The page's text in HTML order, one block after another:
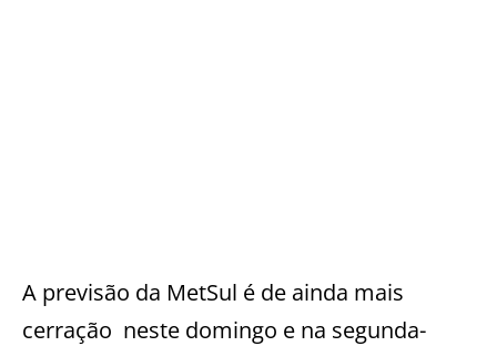
A previsão da MetSul é de ainda mais
cerração neste domingo e na segunda-